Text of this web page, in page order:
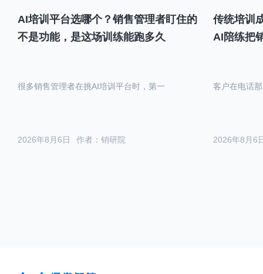
AI培训平台选哪个？销售管理者盯住的
不是功能，是这场训练能跑多久
作者：销研院
2026年8月6日
很多销售管理者在挑AI培训平台时，第一
传统培训
AI陪练把
2026年8月6
客户在电话